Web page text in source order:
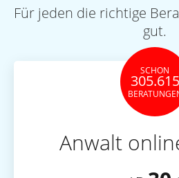
Für jeden die richtige
gut.
SCHON
305.615
Anwalt